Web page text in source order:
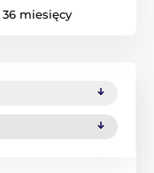
36 miesięcy